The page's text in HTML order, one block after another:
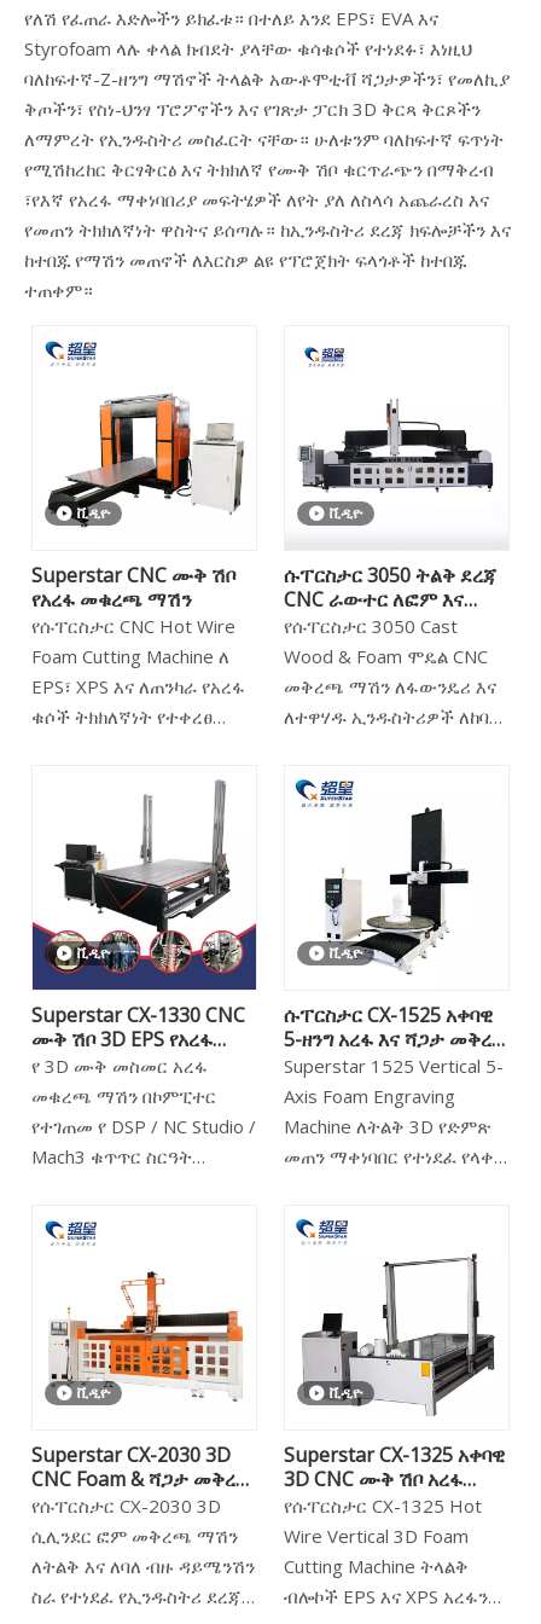
የለሽ የፈጠራ እድሎችን ይክፈቱ። በተለይ እንደ EPS፣ EVA እና
Styrofoam ላሉ ቀላል ክብደት ያላቸው ቁሳቁሶች የተነደፉ፣ እነዚህ
ባለከፍተኛ-Z-ዘንግ ማሽኖች ትላልቅ አውቶሞቲቭ ሻጋታዎችን፣ የመለኪያ
ቅጦችን፣ የስነ-ህንፃ ፕሮፖኖችን እና የገጽታ ፓርክ 3D ቅርጻ ቅርጾችን
ለማምረት የኢንዱስትሪ መስፈርት ናቸው። ሁለቱንም ባለከፍተኛ ፍጥነት
የሚሽከረከር ቅርፃቅርፅ እና ትክክለኛ የሙቅ ሽቦ ቁርጥራጭን በማቅረብ
፣የእኛ የአረፋ ማቀነባበሪያ መፍትሄዎች ለየት ያለ ለስላሳ አጨራረስ እና
የመጠን ትክክለኛነት ዋስትና ይሰጣሉ። ከኢንዱስትሪ ደረጃ ክፍሎቻችን እና
ከተበጁ የማሽን መጠኖች ለእርስዎ ልዩ የፕሮጀክት ፍላጎቶች ከተበጁ
ተጠቀም።
ቪዲዮ
Superstar CNC ሙቅ ሽቦ
የአረፋ መቁረጫ ማሽን
የሱፐርስታር CNC Hot Wire
Foam Cutting Machine ለ
EPS፣ XPS እና ለጠንካራ የአረፋ
ቁሶች ትክክለኛነት የተቀረፀ
መቁረጫ መፍትሄ ነው። በጠንካራ
የአቪዬሽን አልሙኒየም መዋቅር
እና ግዙፍ
3000×1300×1500ሚሜ
ፕሮሰሲንግ ኤንቨሎፕ የተሰራው
ይህ ማሽን ለሥነ ሕንፃ፣
ማስታወቂያ እና ማሸጊያ
ኢንዱስትሪዎች ውስብስብ 3D
ንድፎችን ያለምንም ችግር
ያስፈጽማል። የላቀ የዲኤስፒ
ቁጥጥር ስርዓት እና አስተማማኝ
የእርምጃ ሞተሮችን በማሳየት
የማይለዋወጥ አቧራዎችን
ያስወግዳል እና እስከ 1 ሜትር /
በመቁረጥ ፍጹም ለስላሳ እና
ቪዲዮ
ሱፐርስታር 3050 ትልቅ ደረጃ
CNC ራውተር ለፎም እና
ለእንጨት ሻጋታ
የሱፐርስታር 3050 Cast
Wood & Foam ሞዴል CNC
መቅረጫ ማሽን ለፋውንዴሪ እና
ለተዋሃዱ ኢንዱስትሪዎች ለከባድ
የኢንዱስትሪ ግዙፍ ነው። በግዙፉ
3000ሚሜ x 5000ሚሜ የስራ
ቦታ እና እጅግ በጣም ከፍተኛ የሆነ
የZ-ዘንግ ማጽጃ (እስከ
1200ሚሜ) ያለልፋት ትላልቅ
አውቶሞቲቭ ማስተር
ሞዴሎችን፣ የመርከብ ቅርፊቶችን
ቅርጾችን ያጣል። ከመደበኛ
ራውተሮች በተለየ፣ 3050ው
ጠንካራ የብረት ሳጥን-ፍሬም
ጋንትሪ እና ከፍተኛ ትክክለኛነት
ያለው የኳስ screw/rack
drives በረዥም የጉዞ ርቀቶች
ትላልቅ ሻጋታዎችዎ ለመወርወር
የሚያስፈልጋቸው ጥብቅ መቻቻል
እንዳላቸው ያረጋግጣል።
ቪዲዮ
Superstar CX-1330 CNC
ሙቅ ሽቦ 3D EPS የአረፋ
መቁረጫ ማሽን
የ 3D ሙቅ መስመር አረፋ
መቁረጫ ማሽን በኮምፒተር
የተገጠመ የ DSP / NC Studio /
Mach3 ቁጥጥር ስርዓት
ስርዓትን ይቀበላል. የመተግበሪያ
እና የማሸጊያ ኢንዱስትሪ, የአረፋ
ሻጋታ ኢንዱስትሪ, የማስታወቂያ
ኢንዱስትሪ, የአረፋ ምርቶች እና
የእጅ ስራዎች.
ቪዲዮ
ሱፐርስታር CX-1525 አቀባዊ
5-ዘንግ አረፋ እና ሻጋታ መቅረጽ
ማሽን
Superstar 1525 Vertical 5-
Axis Foam Engraving
Machine ለትልቅ 3D የድምጽ
መጠን ማቀነባበር የተነደፈ የላቀ
ማዕከል ነው። ከመደበኛው
አግድም ጠፍጣፋ አልጋዎች
በመውጣት፣ ጠንካራ የሚሽከረከር
የዲስክ መድረክን ከ5-ዘንግ
ማወዛወዝ-ራስ ስፒል ጋር
በማጣመር ከፍ ያለ ቁመታዊ
መዋቅር አለው። ይህ ማሽኑ እስከ
እና 3000 ሚሜ ቁመት
ያላቸውን ግዙፍ ስራዎች
ያለምንም ጥረት እንዲያስኬድ
ያስችለዋል። በንፁህ ሰርቮ
ሞተሮች እና በጃፓን ሺምፖ
መቀነሻ የሚነዳ፣ ለ 360 ዲግሪ
ቪዲዮ
Superstar CX-2030 3D
CNC Foam & ሻጋታ መቅረጽ
ማሽን
የሱፐርስታር CX-2030 3D
ሲሊንደር ፎም መቅረጫ ማሽን
ለትልቅ እና ለባለ ብዙ ዳይሜንሽን
ስራ የተነደፈ የኢንዱስትሪ ደረጃ
ቪዲዮ
Superstar CX-1325 አቀባዊ
3D CNC ሙቅ ሽቦ አረፋ
መቁረጫ
የሱፐርስታር CX-1325 Hot
Wire Vertical 3D Foam
Cutting Machine ትላልቅ
ብሎኮች EPS እና XPS አረፋን